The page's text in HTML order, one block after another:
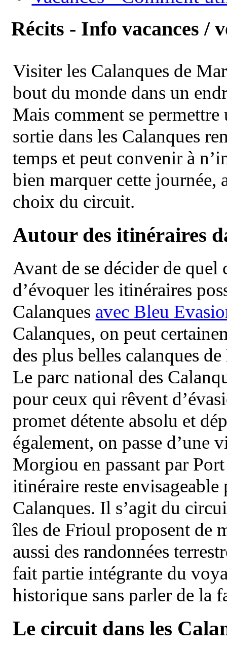
Récits - Info vacances /
Visiter les Calanques de
bout du monde dans un
Mais comment se permettre
sortie dans les Calanques
temps et peut convenir à
bien marquer cette journée,
choix du circuit.
Autour des itinéraires
Avant de se décider de
d’évoquer les itinéraires
Calanques avec Bleu
Calanques, on peut
des plus belles calanques
Le parc national des
pour ceux qui rêvent
promet détente absolu et
également, on passe d’une
Morgiou en passant par
itinéraire reste
Calanques. Il s’agit du
îles de Frioul proposent de
aussi des randonnées
fait partie intégrante du
historique sans parler de la
Le circuit dans les